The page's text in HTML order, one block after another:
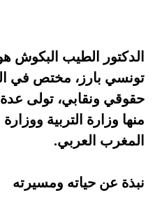
الدكتور الطيب البكوش
تونسي بارز، مختص في
حقوقي ونقابي، تولى
منها وزارة التربية
المغرب العربي.
نبذة عن حياته ومسيرته